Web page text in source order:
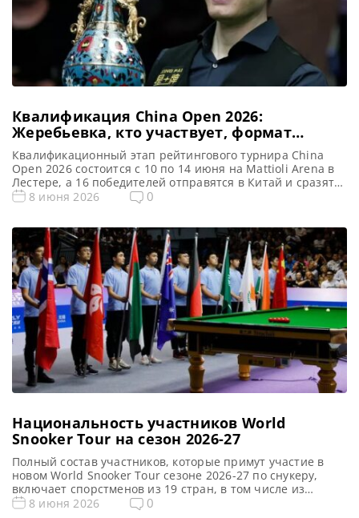
Квалификация China Open 2026:
Жеребьевка, кто участвует, формат
турнира
Квалификационный этап рейтингового турнира China
Open 2026 состоится с 10 по 14 июня на Mattioli Arena в
Лестере, а 16 победителей отправятся в Китай и сразятся
за главный призовой фонд в размере 250 000 фунтов
2026, знаменуя […]
8 июня 2026 0
Национальность участников World
Snooker Tour на сезон 2026-27
Полный состав участников, которые примут участие в
новом World Snooker Tour сезоне 2026-27 по снукеру,
включает спорстменов из 19 стран, в том числе из
Таиланда, Северной Ирландии, Бельгии, Украины и
8 июня 2026 0